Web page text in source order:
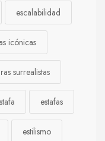
escalabilidad
icónicas
surrealistas
estafas
estilismo